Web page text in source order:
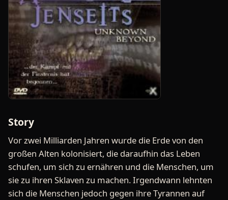
Story
Vor zwei Milliarden Jahren wurde die Erde von den
großen Alten kolonisiert, die daraufhin das Leben
schufen, um sich zu ernähren und die Menschen, um
sie zu ihren Sklaven zu machen. Irgendwann lehnten
sich die Menschen jedoch gegen ihre Tyrannen auf